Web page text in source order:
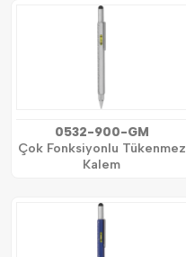
0532-900-GM
Çok Fonksiyonlu Tükenmez
Kalem